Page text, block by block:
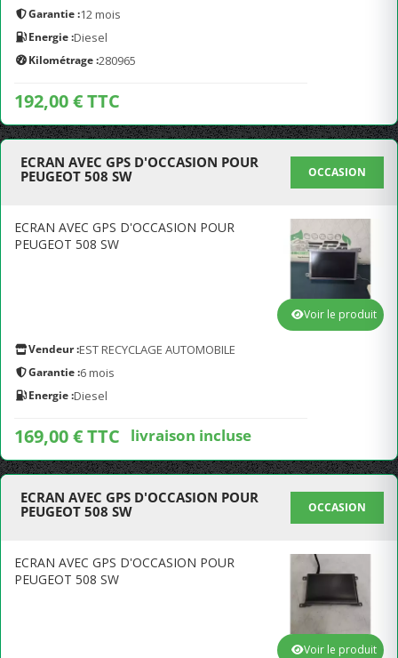
Garantie :12 mois
Energie :Diesel
Kilométrage :280965
192,00 € TTC
ECRAN AVEC GPS D'OCCASION POUR
PEUGEOT 508 SW
OCCASION
ECRAN AVEC GPS D'OCCASION POUR
PEUGEOT 508 SW
Vendeur :EST RECYCLAGE AUTOMOBILE
Garantie :6 mois
Energie :Diesel
169,00 € TTC livraison incluse
Voir le produit
ECRAN AVEC GPS D'OCCASION POUR
PEUGEOT 508 SW
OCCASION
ECRAN AVEC GPS D'OCCASION POUR
PEUGEOT 508 SW
Voir le produit